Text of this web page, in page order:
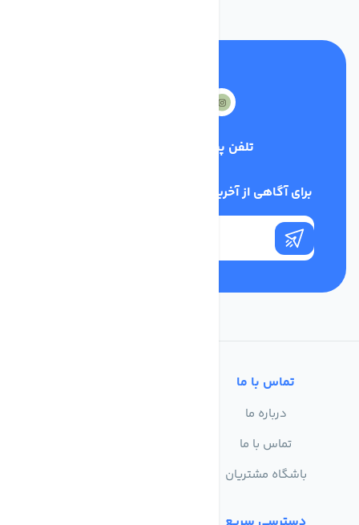
تلفن پشتیبانی
برای آگاهی از آخرین اخبار در خبرنامه ما عضو شوید
تماس با ما
درباره ما
تماس با ما
باشگاه مشتریان